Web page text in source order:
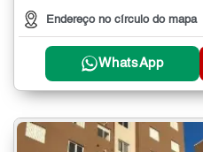
Endereço no círculo do mapa
WhatsApp